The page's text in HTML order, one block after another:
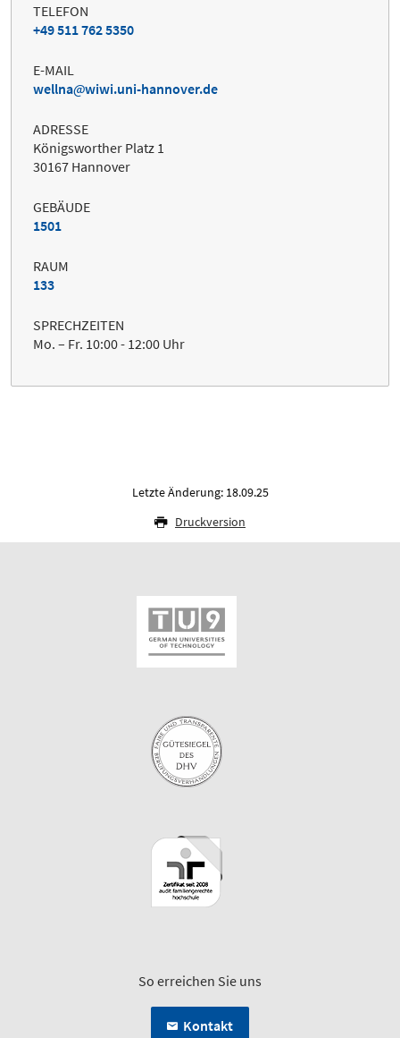
TELEFON
+49 511 762 5350
E-MAIL
wellna
wiwi.uni-hannover.de
ADRESSE
Königsworther Platz 1
30167 Hannover
GEBÄUDE
1501
RAUM
133
SPRECHZEITEN
Mo. – Fr. 10:00 - 12:00 Uhr
Letzte Änderung: 18.09.25
Druckversion
So erreichen Sie uns
Kontakt